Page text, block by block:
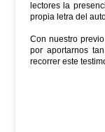
lectores la
propia letra del
Con nuestro
por aportarnos
recorrer este